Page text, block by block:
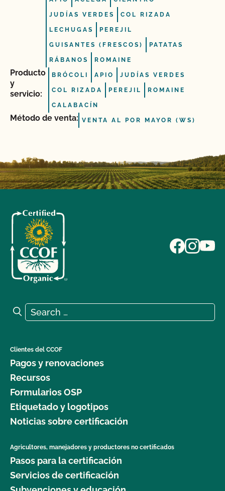
JUDÍAS VERDES COL RIZADA
LECHUGAS PEREJIL
GUISANTES (FRESCOS) PATATAS
RÁBANOS ROMAINE
Producto
y
servicio:
BRÓCOLI APIO JUDÍAS VERDES
COL RIZADA PEREJIL ROMAINE
CALABACÍN
Método de venta: VENTA AL POR MAYOR (WS)
Search for:
Search
Clientes del CCOF
Pagos y renovaciones
Recursos
Formularios OSP
Etiquetado y logotipos
Noticias sobre certificación
Agricultores, manejadores y productores no certificados
Pasos para la certificación
Servicios de certificación